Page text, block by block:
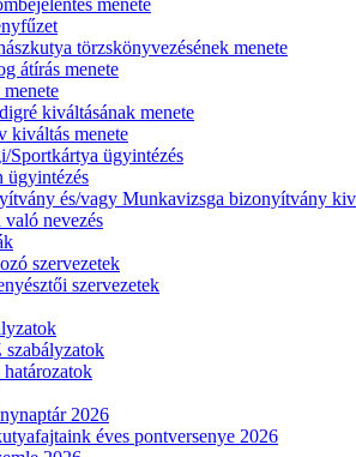
menete
törzskönyvezésének menete
átírás menete
kiváltásának menete
kiváltás menete
Sportkártya ügyintézés
ügyintézés
és/vagy Munkavizsga bizonyítvány
nevezés
szervezetek
szervezetek
2026
éves pontversenye 2026